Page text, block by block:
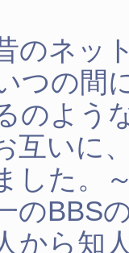
のネッ
つの間
のよう
互いに
した。
のBBS
から知